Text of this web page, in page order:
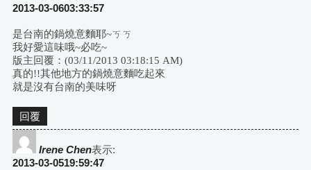
2013-03-0603:33:57
是台南的鍋燒意麵耶~ㄎㄎ
我好愛這味哦~必吃~
版主回覆：(03/11/2013 03:18:15 AM)
真的!!其他地方的鍋燒意麵吃起來
就是沒有台南的美味呀
回覆
Irene Chen表示:
2013-03-0519:59:47